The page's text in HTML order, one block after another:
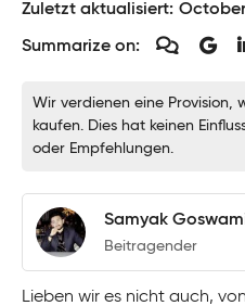
Zuletzt aktualisiert: October
Summarize on:
Wir verdienen eine Provision,
kaufen. Dies hat keinen
oder Empfehlungen.
Samyak
Beitragender
Lieben wir es nicht auch,